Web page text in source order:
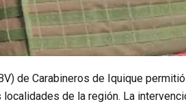
de Carabineros de Iquique
de la región. La